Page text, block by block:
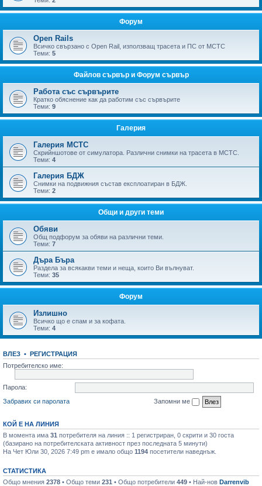
Форум
Open Rails
Всичко свързано с Open Rail, използващ трасета и ПС от МСТС
Теми: 5
Файлов сървър и Форум сървър
Работа със сървърите
Кратко обяснение как да работим със сървърите
Теми: 9
Галерия
Галерия МСТС
Скрийншотове от симулатора. Различни снимки на трасета в МСТС.
Теми: 4
Галерия БДЖ
Снимки на подвижния състав експлоатиран в БДЖ.
Теми: 2
Общи и други теми
Обяви
Общ подфорум за обяви на различни теми.
Теми: 7
Дъра Бъра
Раздела за всякакви теми и неща, които Ви вълнуват.
Теми: 35
Форум
Излишно
Всичко що е спам и за кофата.
Теми: 4
ВЛЕЗ • РЕГИСТРАЦИЯ
Потребителско име:
Парола:
Забравих си паролата
Запомни ме
КОЙ Е НА ЛИНИЯ
В момента има 31 потребителя на линия :: 1 регистриран, 0 скрити и 30 госта
(базирано на потребителската активност през последната 5 минути)
На Чет Юли 30, 2026 7:49 pm е имало общо 1194 посетители наведнъж.
СТАТИСТИКА
Общо мнения 2378 • Общо теми 231 • Общо потребители 449 • Най-нов Darrenvib